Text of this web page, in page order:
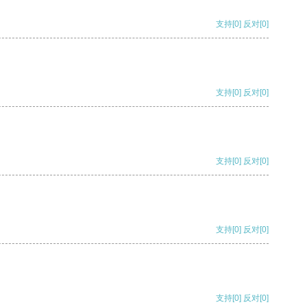
支持[0] 反对[0]
支持[0] 反对[0]
支持[0] 反对[0]
支持[0] 反对[0]
支持[0] 反对[0]